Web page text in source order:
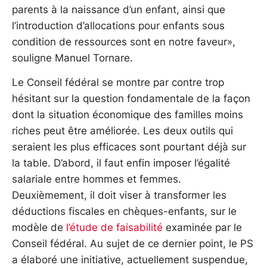
parents à la naissance d’un enfant, ainsi que
l’introduction d’allocations pour enfants sous
condition de ressources sont en notre faveur»,
souligne Manuel Tornare.
Le Conseil fédéral se montre par contre trop
hésitant sur la question fondamentale de la façon
dont la situation économique des familles moins
riches peut être améliorée. Les deux outils qui
seraient les plus efficaces sont pourtant déjà sur
la table. D’abord, il faut enfin imposer l’égalité
salariale entre hommes et femmes.
Deuxièmement, il doit viser à transformer les
déductions fiscales en chèques-enfants, sur le
modèle de l’étude de faisabilité examinée par le
Conseil fédéral. Au sujet de ce dernier point, le PS
a élaboré une initiative, actuellement suspendue,